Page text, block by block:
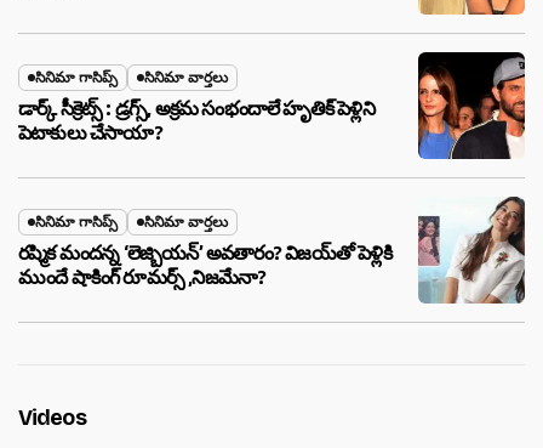
సినిమా గాసిప్స్ సినిమా వార్తలు
డార్క్ సీక్రెట్స్ : డ్రగ్స్, అక్రమ సంభందాలే హృతిక్ పెళ్లిని
పెటాకులు చేసాయా?
సినిమా గాసిప్స్ సినిమా వార్తలు
రష్మిక మందన్న ‘లెజ్బియన్’ అవతారం? విజయ్‌తో పెళ్లికి
ముందే షాకింగ్ రూమర్స్ ,నిజమేనా?
Videos